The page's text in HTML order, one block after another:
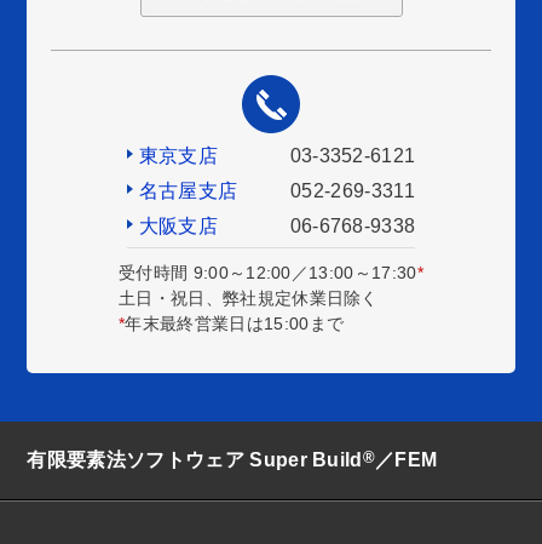
東京支店
03-3352-6121
名古屋支店
052-269-3311
大阪支店
06-6768-9338
受付時間 9:00～12:00／13:00～17:30*
土日・祝日、弊社規定休業日除く
*年末最終営業日は15:00まで
有限要素法ソフトウェア Super Build ® ／FEM